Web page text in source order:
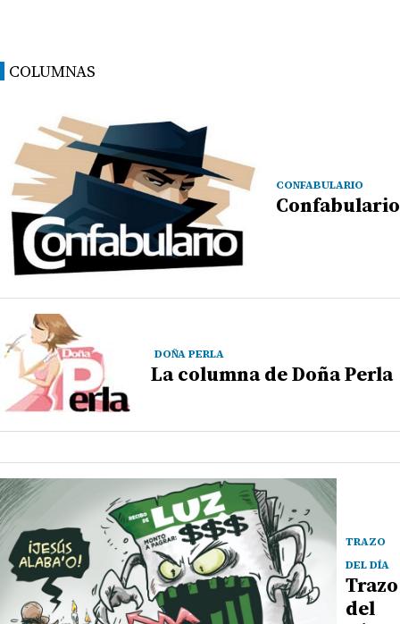
COLUMNAS
CONFABULARIO
Confabulario
DOÑA PERLA
La columna de Doña Perla
TRAZO
DEL DÍA
Trazo
del